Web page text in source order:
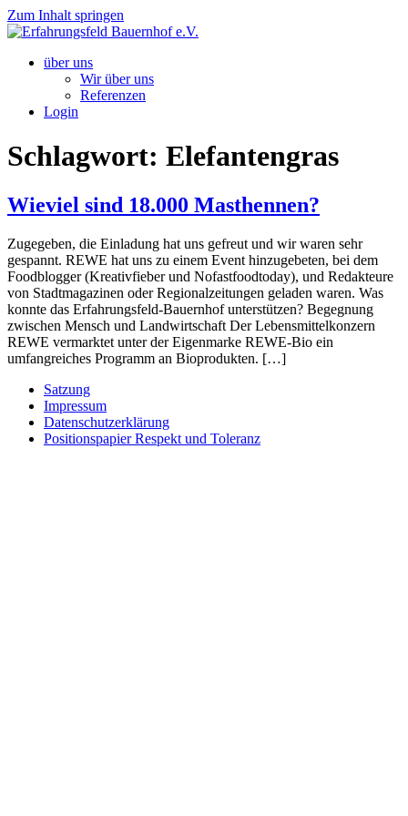
Zum Inhalt springen
über uns
Wir über uns
Referenzen
Login
Schlagwort: Elefantengras
Wieviel sind 18.000 Masthennen?
Zugegeben, die Einladung hat uns gefreut und wir waren sehr
gespannt. REWE hat uns zu einem Event hinzugebeten, bei dem
Foodblogger (Kreativfieber und Nofastfoodtoday), und Redakteure
von Stadtmagazinen oder Regionalzeitungen geladen waren. Was
konnte das Erfahrungsfeld-Bauernhof unterstützen? Begegnung
zwischen Mensch und Landwirtschaft Der Lebensmittelkonzern
REWE vermarktet unter der Eigenmarke REWE-Bio ein
umfangreiches Programm an Bioprodukten. […]
Satzung
Impressum
Datenschutzerklärung
Positionspapier Respekt und Toleranz